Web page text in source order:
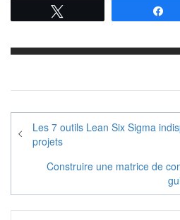
Navigation
de
l’article
Les 7 outils Lean Six Sigma
projets
Construire une matrice de